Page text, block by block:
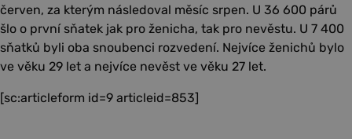
červen, za kterým následoval měsíc srpen. U 36 600 párů
šlo o první sňatek jak pro ženicha, tak pro nevěstu. U 7 400
sňatků byli oba snoubenci rozvedení. Nejvíce ženichů bylo
ve věku 29 let a nejvíce nevěst ve věku 27 let.
[sc:articleform id=9 articleid=853]